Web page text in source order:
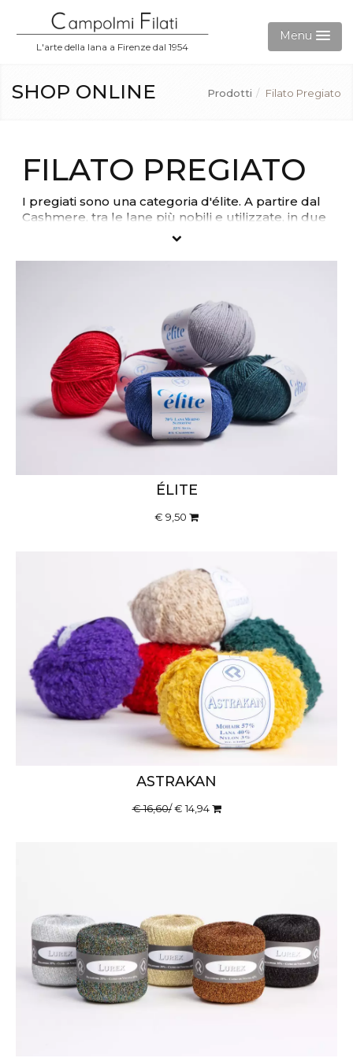
L'arte della lana a Firenze dal 1954
Menu
Gift Card
Accedi
SHOP ONLINE Prodotti / Filato Pregiato
FILATO PREGIATO
I pregiati sono una categoria d'élite. A partire dal
Cashmere, tra le lane più nobili e utilizzate, in due
grandezze 2/28 la più fine per lavori a telaio e il
cui si realizzano maglioni pregiati. Il Mohair, fibra
e refrattaria all'infeltrimento. Rientra nella
categoria anche il Lurex, fibra sintetica utilizzata
per dare un tocco di brillantezza e metallico ai
ÉLITE
€ 9,50
ASTRAKAN
€ 16,60/€ 14,94